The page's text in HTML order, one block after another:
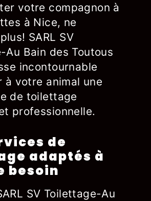
votre compagnon à
à Nice, ne
SARL SV
Au Bain des Toutous
incontournable
à votre animal une
de toilettage
professionnelle.
de
adaptés à
besoin
SV Toilettage-Au